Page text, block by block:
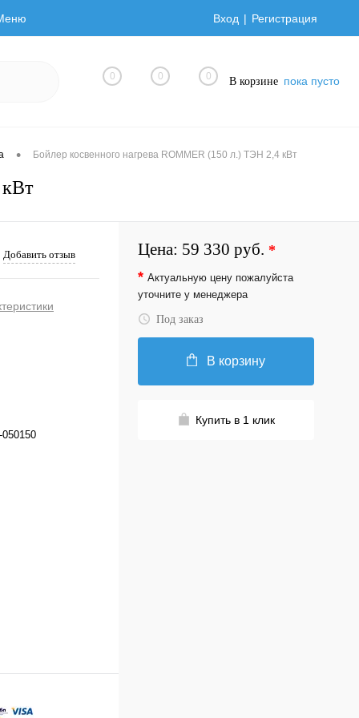
Вход Регистрация
0 0 0 В корзине пока пусто
• Бойлер косвенного нагрева ROMMER (150 л.) ТЭН 2,4 кВт
Добавить отзыв
050150
Цена: 59 330 руб. *
* Актуальную цену пожалуйста
уточните у менеджера
Под заказ
В корзину
Купить в 1 клик